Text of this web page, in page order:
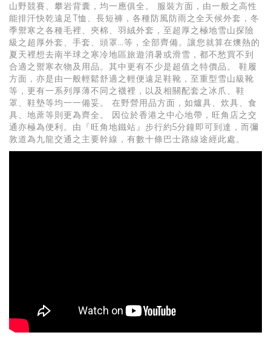
山野競賽、攀岩背囊，均一應俱全。 服裝方面，由一般之高性
能排汗快乾遠足T恤、長短褲，各種防風防雨之全天候外套，冬
季禦寒之各種毛裡、夾棉、羽絨外套，至超厚之極地雪山探險
級之超厚外套、手套、頭罩…等，全部齊備。讓您就算在燠熱的
夏天裡想去南半球之寒冷地區旅遊消暑或滑雪，都不愁買不到
合適之禦寒衣物及用品。其中更有不少是超值之特價品。 鞋履
方面，亦是由一般輕鬆舒適之輕便遠足鞋靴，至重型雪山級靴
等，更有一系列厚薄不同之襪裡，以及相關配套之冰爪、鞋
罩、鞋墊等均一一備妥。 在野營用品方面，如爐具、炊具、食
具、地蓆等則更為齊全。 因位於香港之中心地帶，旺角店之交
通亦極為便利。由『旺角地鐵站』步行約5分鐘即可到達，而彌
敦道為九龍交通之主要幹線，有數十條巴士路線途經此處。